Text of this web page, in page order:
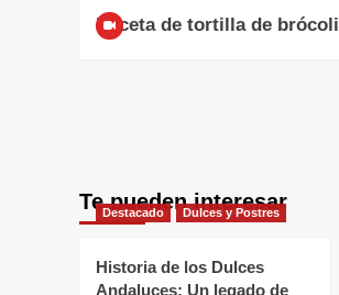
Receta de tortilla de brócoli
Te pueden interesar
Destacado Dulces y Postres
Historia de los Dulces
Andaluces: Un legado de